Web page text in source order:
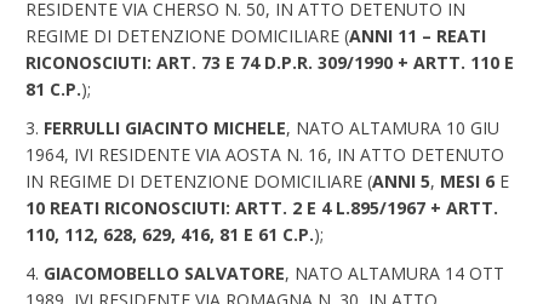
RESIDENTE VIA CHERSO N. 50, IN ATTO DETENUTO IN
REGIME DI DETENZIONE DOMICILIARE (ANNI 11 – REATI
RICONOSCIUTI: ART. 73 E 74 D.P.R. 309/1990 + ARTT. 110 E
81 C.P.);
FERRULLI GIACINTO MICHELE, NATO ALTAMURA 10 GIU
1964, IVI RESIDENTE VIA AOSTA N. 16, IN ATTO DETENUTO
IN REGIME DI DETENZIONE DOMICILIARE (ANNI 5, MESI 6 E
10 REATI RICONOSCIUTI: ARTT. 2 E 4 L.895/1967 + ARTT.
110, 112, 628, 629, 416, 81 E 61 C.P.);
GIACOMOBELLO SALVATORE, NATO ALTAMURA 14 OTT